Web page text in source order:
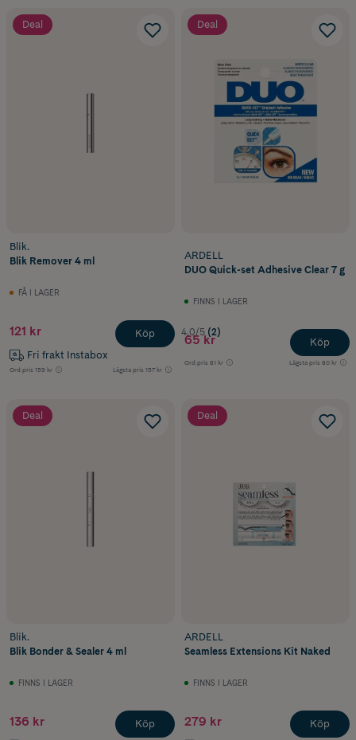
Deal
Blik.
Blik Remover 4 ml
FÅ I LAGER
121 kr
Fri frakt Instabox
Ord.pris 159 kr Lägsta pris 157 kr
Köp
Deal
ARDELL
DUO Quick-set Adhesive Clear 7 g
FINNS I LAGER
4.0/5 (2)
65 kr
Ord.pris 81 kr Lägsta pris 80 kr
Köp
Deal
Blik.
Blik Bonder & Sealer 4 ml
FINNS I LAGER
136 kr Köp
Deal
ARDELL
Seamless Extensions Kit Naked
FINNS I LAGER
279 kr Köp